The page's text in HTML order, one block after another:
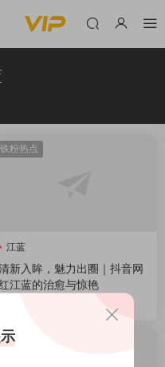
铁粉热点
江蓝
新入眸，魅力出圈｜抖音网
江蓝的治愈与惊艳
铁粉热点